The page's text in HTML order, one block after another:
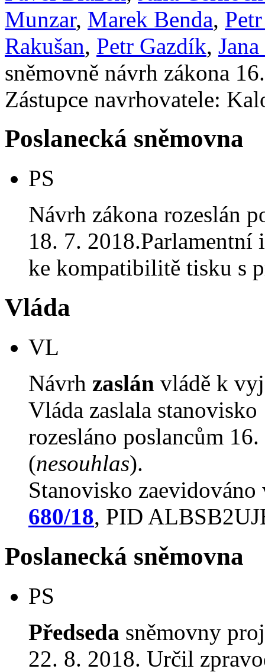
Munzar, Marek Benda,
Rakušan, Petr Gazdík,
sněmovně návrh zákona
Zástupce navrhovatele:
Poslanecká sněmovna
PS
Návrh zákona rozeslán
18. 7.
ke kompatibilitě tisku s
Vláda
VL
Návrh zaslán vládě k
Vláda zaslala
rozesláno poslancům
(nesouhlas).
Stanovisko
680/18, PID
Poslanecká sněmovna
PS
Předseda sněmovny
22. 8. 2018. Určil